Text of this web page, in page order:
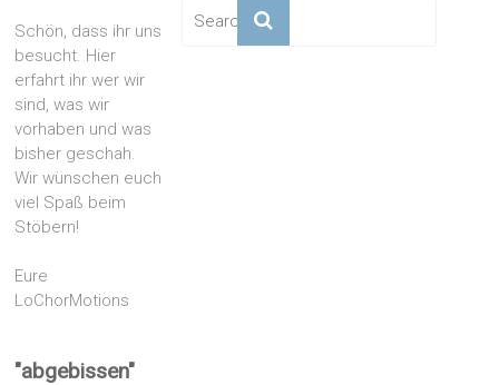
Schön, dass ihr uns
besucht. Hier
erfahrt ihr wer wir
sind, was wir
vorhaben und was
bisher geschah.
Wir wünschen euch
viel Spaß beim
Stöbern!
Eure
LoChorMotions
"abgebissen"